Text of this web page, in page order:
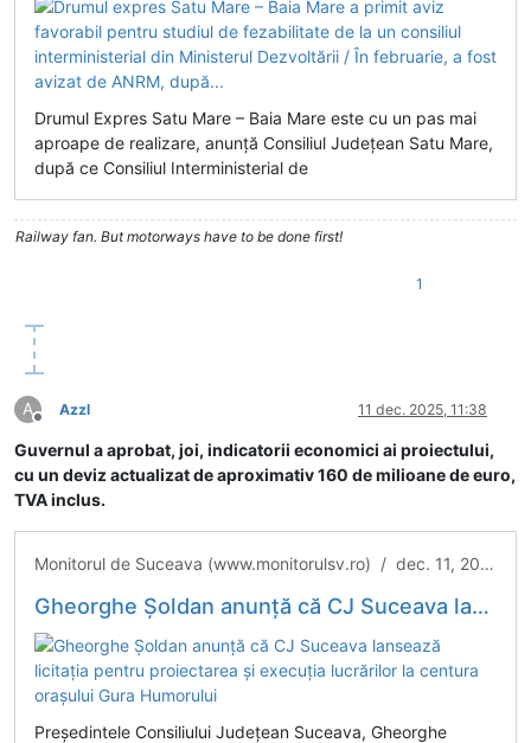
Drumul Expres Satu Mare – Baia Mare este cu un pas mai
aproape de realizare, anunţă Consiliul Judeţean Satu Mare,
după ce Consiliul Interministerial de
Railway fan. But motorways have to be done first!
1
A
Deconectat
Azzl 11 dec. 2025, 11:38
Guvernul a aprobat, joi, indicatorii economici ai proiectului,
cu un deviz actualizat de aproximativ 160 de milioane de euro,
TVA inclus.
Monitorul de Suceava (www.monitorulsv.ro) / dec. 11, 2025 / Administrație
Gheorghe Șoldan anunță că CJ Suceava lansează licitația pentru proiectarea și execuția lucrărilor la centura orașului Gura Humorului
Președintele Consiliului Județean Suceava, Gheorghe